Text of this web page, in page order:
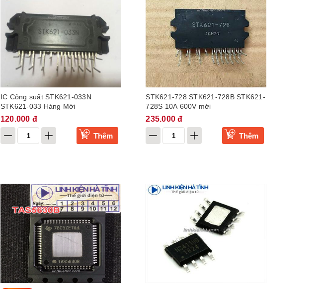
IC Công suất STK621-033N
STK621-033 Hàng Mới
120.000 đ
Thêm
STK621-728 STK621-728B STK621-
728S 10A 600V mới
235.000 đ
Thêm